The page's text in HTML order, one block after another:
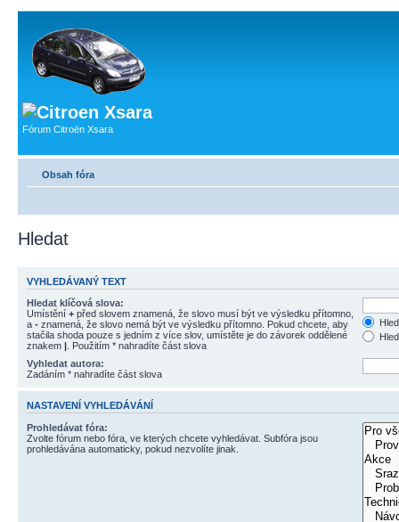
Fórum Citroën Xsara
Obsah fóra
Hledat
VYHLEDÁVANÝ TEXT
Hledat klíčová slova:
Umístění + před slovem znamená, že slovo musí být ve výsledku přítomno,
a - znamená, že slovo nemá být ve výsledku přítomno. Pokud chcete, aby
stačila shoda pouze s jedním z více slov, umístěte je do závorek oddělené
znakem | . Použitím * nahradíte část slova
Vyhledat autora:
Zadáním * nahradíte část slova
NASTAVENÍ VYHLEDÁVÁNÍ
Prohledávat fóra:
Zvolte fórum nebo fóra, ve kterých chcete vyhledávat. Subfóra jsou
prohledávána automaticky, pokud nezvolíte jinak.